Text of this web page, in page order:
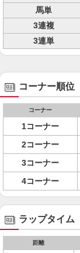
馬単
3連複
3連単
コーナー順位
コーナー
1コーナー
2コーナー
3コーナー
4コーナー
ラップタイム
距離